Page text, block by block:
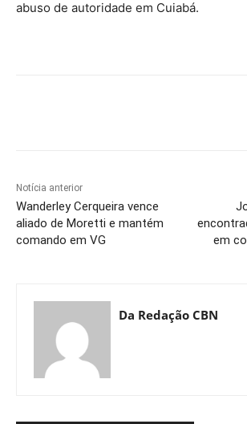
abuso de autoridade em Cuiabá.
Notícia anterior
Wanderley Cerqueira vence
aliado de Moretti e mantém
comando em VG
em
Da Redação CBN